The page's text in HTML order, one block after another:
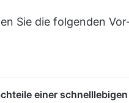
Sie die folgenden
einer schnelllebigen